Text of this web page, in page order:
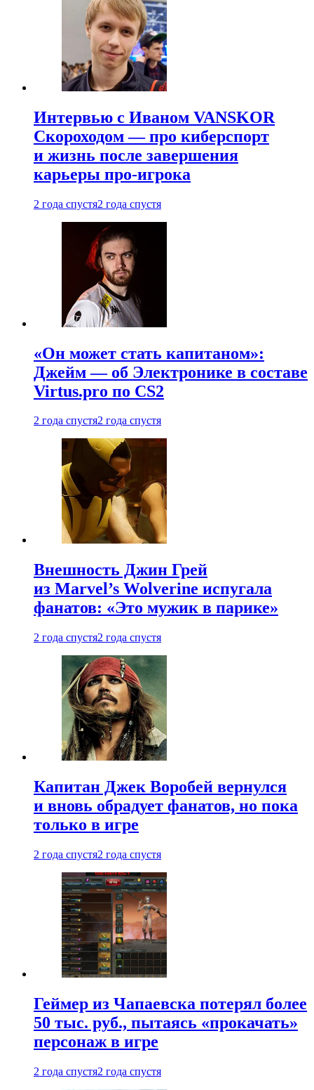
Интервью с Иваном VANSKOR
Скороходом — про киберспорт
и жизнь после завершения
карьеры про-игрока
2 года спустя2 года спустя
«Он может стать капитаном»:
Джейм — об Электронике в составе
Virtus.pro по CS2
2 года спустя2 года спустя
Внешность Джин Грей
из Marvel’s Wolverine испугала
фанатов: «Это мужик в парике»
2 года спустя2 года спустя
Капитан Джек Воробей вернулся
и вновь обрадует фанатов, но пока
только в игре
2 года спустя2 года спустя
Геймер из Чапаевска потерял более
50 тыс. руб., пытаясь «прокачать»
персонаж в игре
2 года спустя2 года спустя